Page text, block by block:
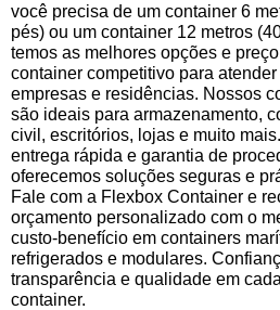
você precisa de um container 6
pés) ou um container 12 metros
temos as melhores opções e
container competitivo para atender
empresas e residências. Nossos
são ideais para armazenamento,
civil, escritórios, lojas e muito
entrega rápida e garantia de
oferecemos soluções seguras e
Fale com a Flexbox Container e
orçamento personalizado com o
custo-benefício em containers
refrigerados e modulares.
transparência e qualidade em cada
container.